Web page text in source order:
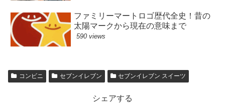
ファミリーマートロゴ歴代全史！昔の
太陽マークから現在の意味まで
590 views
コンビニ セブンイレブン セブンイレブン スイーツ
シェアする